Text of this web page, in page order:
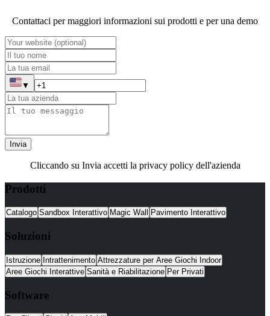
Contattaci per maggiori informazioni sui prodotti e per una demo
▼
Invia
Cliccando su Invia accetti la privacy policy dell'azienda
Prodotti
Catalogo Sandbox Interattivo Magic Wall Pavimento Interattivo
Soluzioni
Istruzione Intrattenimento Attrezzature per Aree Giochi Indoor
Aree Giochi Interattive Sanità e Riabilitazione Per Privati
Software